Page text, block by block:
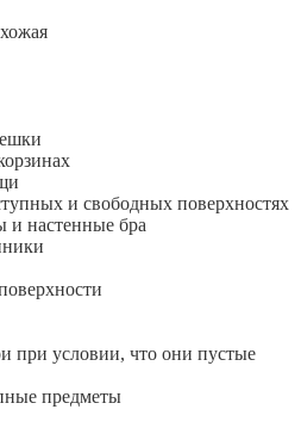
и свободных поверхностях
настенные бра
условии, что они пустые
предметы